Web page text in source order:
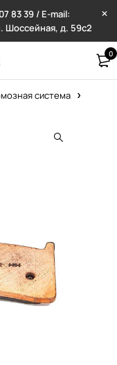
83 39 / E-mail:
Шоссейная, д. 59с2
0
система